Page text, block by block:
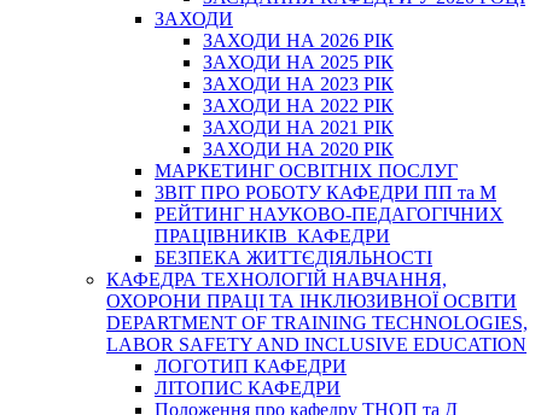
ЗАХОДИ
ЗАХОДИ НА 2026 РІК
ЗАХОДИ НА 2025 РІК
ЗАХОДИ НА 2023 РІК
ЗАХОДИ НА 2022 РІК
ЗАХОДИ НА 2021 РІК
ЗАХОДИ НА 2020 РІК
МАРКЕТИНГ ОСВІТНІХ ПОСЛУГ
3BIT ПРО РОБОТУ КАФЕДРИ ПП та М
РЕЙТИНГ НАУКОВО-ПЕДАГОГІЧНИХ
ПРАЦІВНИКІВ КАФЕДРИ
БЕЗПЕКА ЖИТТЄДІЯЛЬНОСТІ
КАФЕДРА ТЕХНОЛОГІЙ НАВЧАННЯ,
ОХОРОНИ ПРАЦІ ТА ІНКЛЮЗИВНОЇ ОСВІТИ
DEPARTMENT OF TRAINING TECHNOLOGIES,
LABOR SAFETY AND INCLUSIVE EDUCATION
ЛОГОТИП КАФЕДРИ
ЛІТОПИС КАФЕДРИ
Положення про кафедру ТНОП та Д